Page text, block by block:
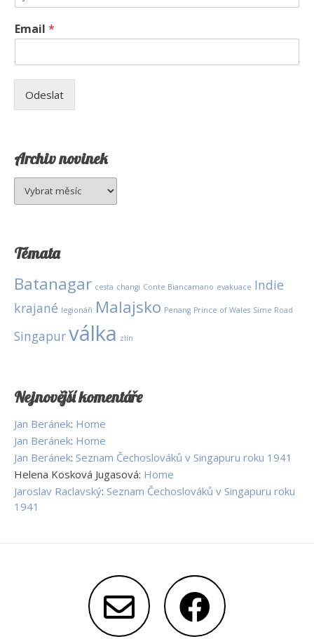
Email *
Odeslat
Archiv novinek
Archiv
novinek
Témata
Batanagar cesta changi Conte Biancamano evakuace Indie
krajané legionáři Malajsko Penang Prince of Wales Sime Road
Singapurválka zlín
Nejnovější komentáře
Jan Beránek: Home
Jan Beránek: Home
Jan Beránek: Seznam Čechoslováků v Singapuru roku 1941
Helena Kosková Jugasová: Home
Jaroslav Raclavský: Seznam Čechoslováků v Singapuru roku
1941